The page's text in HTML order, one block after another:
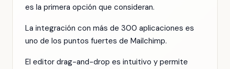
es la primera opción que consideran.
La integración con más de 300 aplicaciones es
uno de los puntos fuertes de Mailchimp.
El editor drag-and-drop es intuitivo y permite